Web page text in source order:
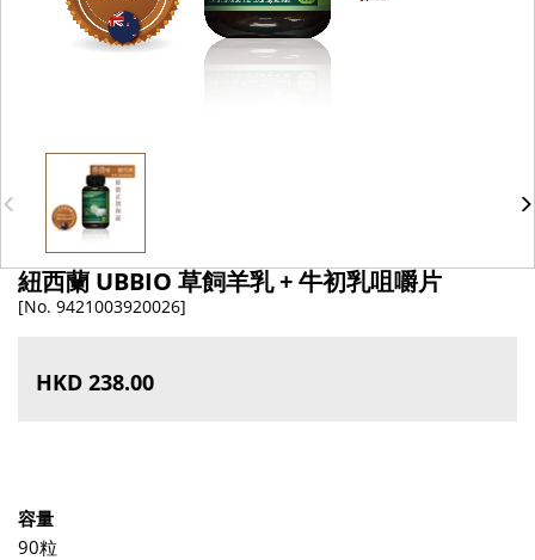
紐西蘭 UBBIO 草飼羊乳 + 牛初乳咀嚼片
[No. 9421003920026]
HKD 238.00
容量
90粒